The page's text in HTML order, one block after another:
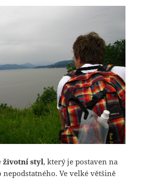
životní styl, který je postaven na
Ve velké většině